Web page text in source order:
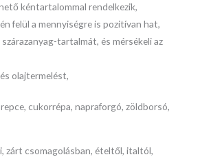
kéntartalommal rendelkezik,
felül a mennyiségre is pozitívan hat,
tartalmát, és mérsékeli az
olajtermelést,
repce, cukorrépa, napraforgó, zöldborsó,
zárt csomagolásban, ételtől, italtól,